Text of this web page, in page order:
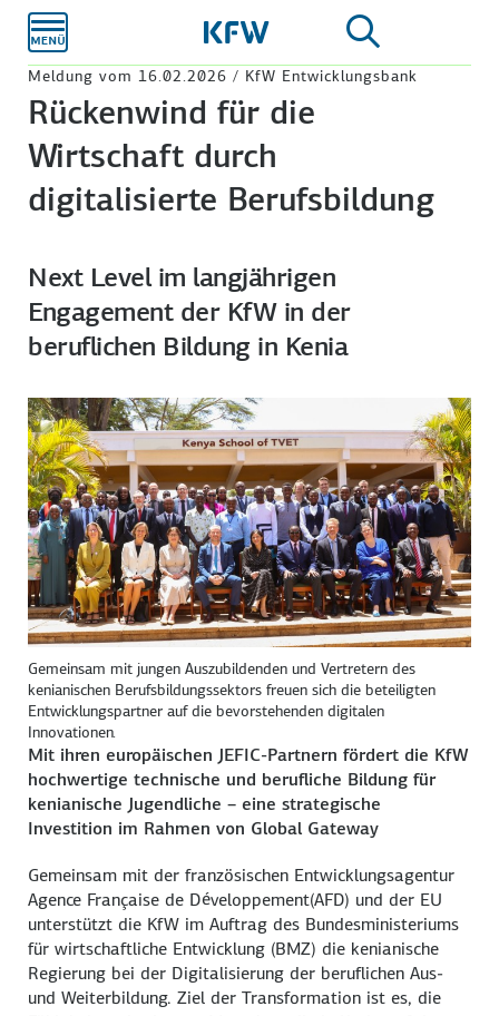
Hauptinhalt
Meldung vom 16.02.2026 / KfW Entwicklungsbank
Rückenwind für die
Wirtschaft durch
digitalisierte Berufsbildung
Next Level im langjährigen
Engagement der KfW in der
beruflichen Bildung in Kenia
Gemeinsam mit jungen Auszubildenden und Vertretern des
kenianischen Berufsbildungssektors freuen sich die beteiligten
Entwicklungspartner auf die bevorstehenden digitalen
Innovationen.
Mit ihren europäischen JEFIC-Partnern fördert die KfW
hochwertige technische und berufliche Bildung für
kenianische Jugendliche – eine strategische
Investition im Rahmen von Global Gateway
Gemeinsam mit der französischen Entwicklungs­agentur
Agence Française de Développement(AFD) und der EU
unterstützt die KfW im Auftrag des Bundesministeriums
für wirtschaftliche Entwicklung (BMZ) die kenianische
Regierung bei der Digitalisierung der beruflichen Aus-
und Weiterbildung. Ziel der Transformation ist es, die